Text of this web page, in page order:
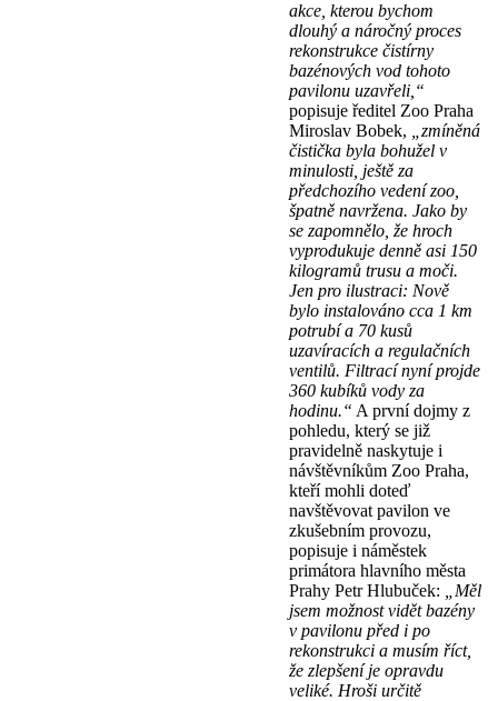
akce, kterou bychom
dlouhý a náročný proces
rekonstrukce čistírny
bazénových vod tohoto
pavilonu uzavřeli,“
popisuje ředitel Zoo Praha
Miroslav Bobek, „zmíněná
čistička byla bohužel v
minulosti, ještě za
předchozího vedení zoo,
špatně navržena. Jako by
se zapomnělo, že hroch
vyprodukuje denně asi 150
kilogramů trusu a moči.
Jen pro ilustraci: Nově
bylo instalováno cca 1 km
potrubí a 70 kusů
uzavíracích a regulačních
ventilů. Filtrací nyní projde
360 kubíků vody za
hodinu.“ A první dojmy z
pohledu, který se již
pravidelně naskytuje i
návštěvníkům Zoo Praha,
kteří mohli doteď
navštěvovat pavilon ve
zkušebním provozu,
popisuje i náměstek
primátora hlavního města
Prahy Petr Hlubuček:
„Měl
jsem možnost vidět bazény
v pavilonu před i po
rekonstrukci a musím říct,
že zlepšení je opravdu
veliké. Hroši určitě